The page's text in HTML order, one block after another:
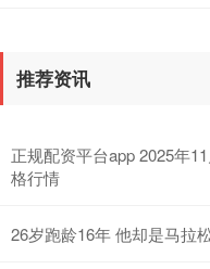
推荐资讯
正规配资平台app 2025年
格行情
26岁跑龄16年 他却是马拉